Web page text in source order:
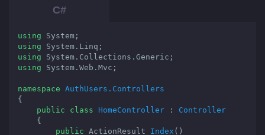
using
using
using
using System.Web.Mvc;
namespace AuthUsers.Controllers
{
public
class HomeController : Controller
public ActionResult Index ( )